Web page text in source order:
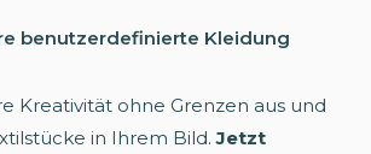
benutzerdefinierte Kleidung
Kreativität ohne Grenzen aus und
in Ihrem Bild.Jetzt